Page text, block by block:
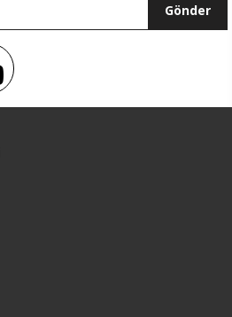
Gönder